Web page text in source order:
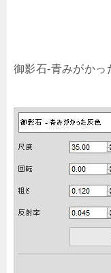
御影石-青みがかっ